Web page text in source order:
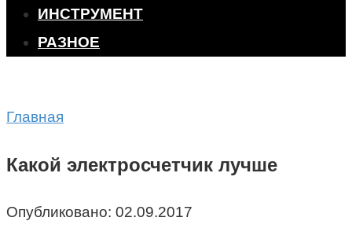
ИНСТРУМЕНТ
РАЗНОЕ
Главная
Какой электросчетчик лучше
Опубликовано: 02.09.2017